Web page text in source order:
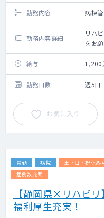
勤務内容 病棟
勤務内容詳細
リハ
をお
詳し
ます
給与 1,200
勤務日数 週5日
お気に入り
常勤 病院 土・日・祝休み
症例数充実
【静岡県×リハビ
福利厚生充実！